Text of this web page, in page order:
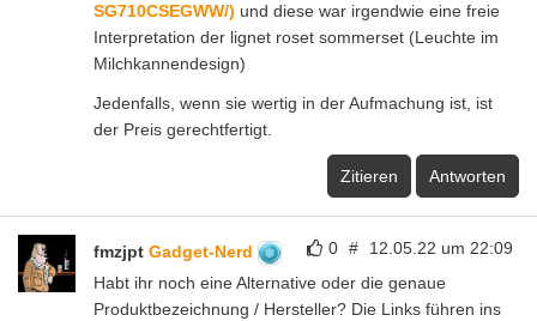
SG710CSEGWW/) und diese war irgendwie eine freie
Interpretation der lignet roset sommerset (Leuchte im
Milchkannendesign)
Jedenfalls, wenn sie wertig in der Aufmachung ist, ist
der Preis gerechtfertigt.
Zitieren Antworten
0 # 12.05.22 um 22:09
fmzjpt Gadget-Nerd
Habt ihr noch eine Alternative oder die genaue
Produktbezeichnung / Hersteller? Die Links führen ins